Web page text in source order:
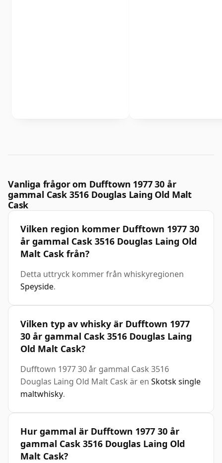
Vanliga frågor om Dufftown 1977 30 år
gammal Cask 3516 Douglas Laing Old Malt
Cask
Vilken region kommer Dufftown 1977 30
år gammal Cask 3516 Douglas Laing Old
Malt Cask från?
Detta uttryck kommer från whiskyregionen
Speyside.
Vilken typ av whisky är Dufftown 1977
30 år gammal Cask 3516 Douglas Laing
Old Malt Cask?
Dufftown 1977 30 år gammal Cask 3516
Douglas Laing Old Malt Cask är en Skotsk single
maltwhisky.
Hur gammal är Dufftown 1977 30 år
gammal Cask 3516 Douglas Laing Old
Malt Cask?